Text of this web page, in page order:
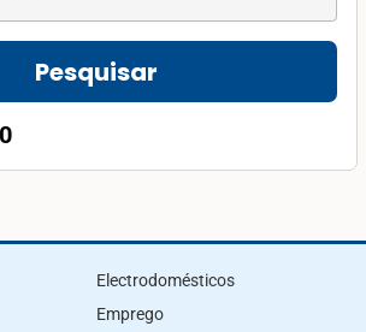
Pesquisar
Electrodomésticos
Emprego